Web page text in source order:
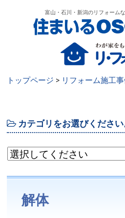
富山・石川・新潟のリフォーム
トップページ > リフォーム施工
カテゴリをお選びください
解体